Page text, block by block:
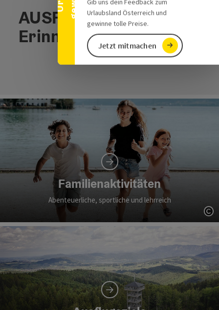
Gib uns dein Feedback zum
Urlaubsland Österreich und
gewinne tolle Preise.
Jetzt mitmachen
AUSFLUGSZIELE, die
Erinnerungen schaffen
Familienaktivitäten
Abenteuerliche, sportliche und lehrreich